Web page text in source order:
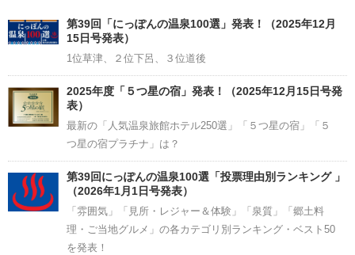
Channel
第39回「にっぽんの温泉100選」発表！（2025年12月
15日号発表）
1位草津、２位下呂、３位道後
2025年度「５つ星の宿」発表！（2025年12月15日号発
表）
最新の「人気温泉旅館ホテル250選」「５つ星の宿」「５
つ星の宿プラチナ」は？
第39回にっぽんの温泉100選「投票理由別ランキング 」
（2026年1月1日号発表）
「雰囲気」「見所・レジャー＆体験」「泉質」「郷土料
理・ご当地グルメ」の各カテゴリ別ランキング・ベスト50
を発表！